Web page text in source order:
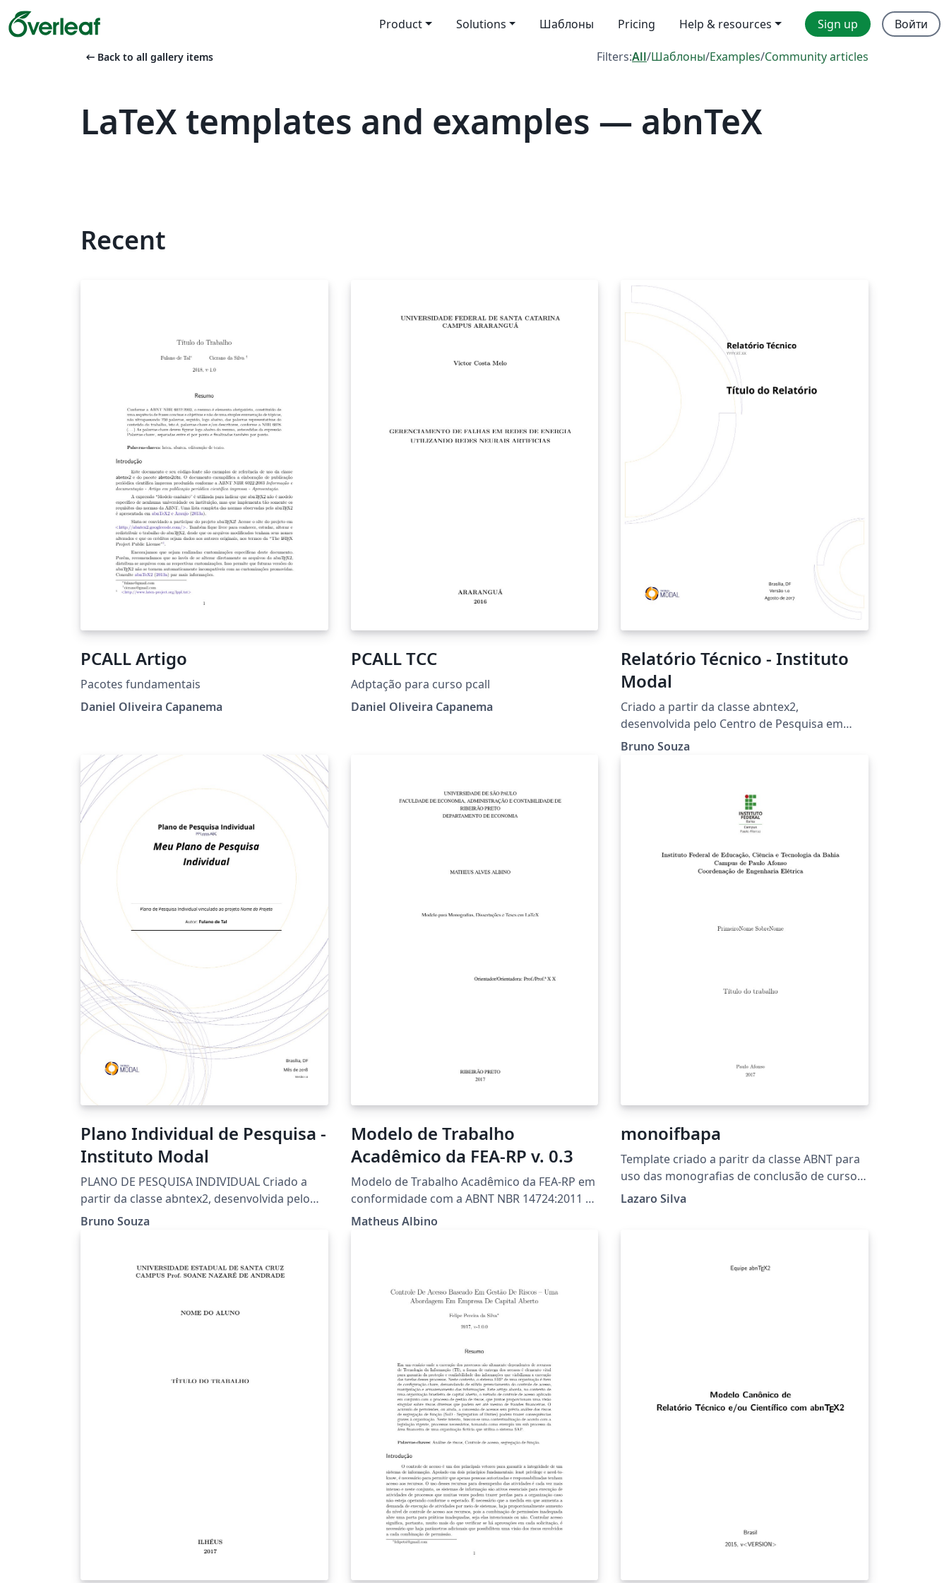
Product Solutions Шаблоны Pricing Help & resources Sign up Войти
arrow_left_alt Back to all gallery items Filters:All/Шаблоны/Examples/Community articles
LaTeX templates and examples — abnTeX
Recent
PCALL Artigo
Pacotes fundamentais
Daniel Oliveira Capanema
PCALL TCC
Adptação para curso pcall
Daniel Oliveira Capanema
Relatório Técnico - Instituto
Modal
Criado a partir da classe abntex2,
desenvolvida pelo Centro de Pesquisa em
Arquitetura da Informação (CPAI)
Bruno Souza
Plano Individual de Pesquisa -
Instituto Modal
PLANO DE PESQUISA INDIVIDUAL Criado a
partir da classe abntex2, desenvolvida pelo
Centro de Pesquisa em Arquitetura da
Bruno Souza
Modelo de Trabalho
Acadêmico da FEA-RP v. 0.3
Modelo de Trabalho Acadêmico da FEA-RP em
conformidade com a ABNT NBR 14724:2011 e
Diretrizes para Confecção de Teses e
Matheus Albino
monoifbapa
Template criado a paritr da classe ABNT para
uso das monografias de conclusão de curso
Maiores informações: Alexandre do
Lazaro Silva